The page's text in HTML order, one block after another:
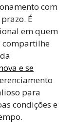
com
É
em quem
compartilhe
e se
para
condições e